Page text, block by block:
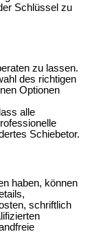
Schlüssel zu
zu lassen.
des richtigen
Optionen
alle
Schiebetor.
haben, können
schriftlich